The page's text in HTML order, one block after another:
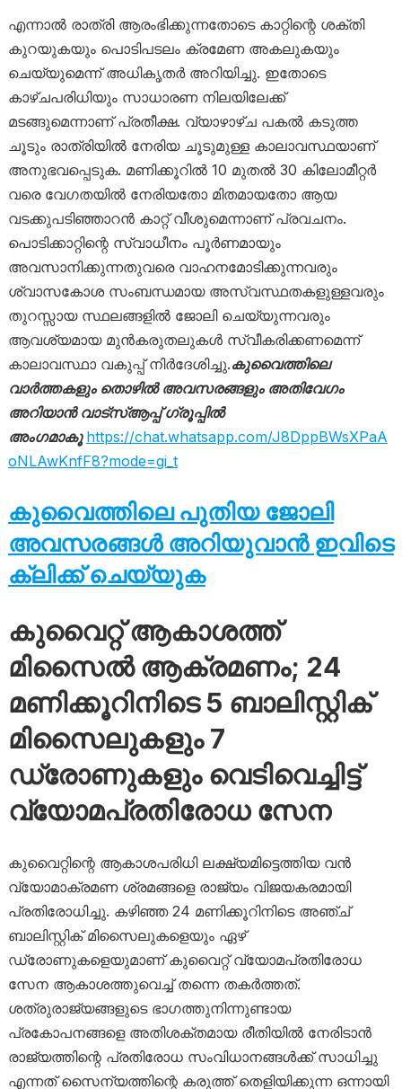
എന്നാൽ രാത്രി ആരംഭിക്കുന്നതോടെ കാറ്റിന്റെ ശക്തി
കുറയുകയും പൊടിപടലം ക്രമേണ അകലുകയും
ചെയ്യുമെന്ന് അധികൃതർ അറിയിച്ചു. ഇതോടെ
കാഴ്ചപരിധിയും സാധാരണ നിലയിലേക്ക്
മടങ്ങുമെന്നാണ് പ്രതീക്ഷ. വ്യാഴാഴ്ച പകൽ കടുത്ത
ചൂടും രാത്രിയിൽ നേരിയ ചൂടുമുള്ള കാലാവസ്ഥയാണ്
അനുഭവപ്പെടുക. മണിക്കൂറിൽ 10 മുതൽ 30 കിലോമീറ്റർ
വരെ വേഗതയിൽ നേരിയതോ മിതമായതോ ആയ
വടക്കുപടിഞ്ഞാറൻ കാറ്റ് വീശുമെന്നാണ് പ്രവചനം.
പൊടിക്കാറ്റിന്റെ സ്വാധീനം പൂർണമായും
അവസാനിക്കുന്നതുവരെ വാഹനമോടിക്കുന്നവരും
ശ്വാസകോശ സംബന്ധമായ അസ്വസ്ഥതകളുള്ളവരും
തുറസ്സായ സ്ഥലങ്ങളിൽ ജോലി ചെയ്യുന്നവരും
ആവശ്യമായ മുൻകരുതലുകൾ സ്വീകരിക്കണമെന്ന്
കാലാവസ്ഥാ വകുപ്പ് നിർദേശിച്ചു.കുവൈത്തിലെ
വാർത്തകളും തൊഴിൽ അവസരങ്ങളും അതിവേഗം
അറിയാൻ വാട്സ്ആപ്പ് ഗ്രൂപ്പിൽ
അംഗമാകൂ https://chat.whatsapp.com/J8DppBWsXPaA
oNLAwKnfF8?mode=gi_t
കുവൈത്തിലെ പുതിയ ജോലി
അവസരങ്ങൾ അറിയുവാൻ ഇവിടെ
ക്ലിക്ക് ചെയ്യുക
കുവൈറ്റ് ആകാശത്ത്
മിസൈൽ ആക്രമണം; 24
മണിക്കൂറിനിടെ 5 ബാലിസ്റ്റിക്
മിസൈലുകളും 7
ഡ്രോണുകളും വെടിവെച്ചിട്ട്
വ്യോമപ്രതിരോധ സേന
കുവൈറ്റിന്റെ ആകാശപരിധി ലക്ഷ്യമിട്ടെത്തിയ വൻ
വ്യോമാക്രമണ ശ്രമങ്ങളെ രാജ്യം വിജയകരമായി
പ്രതിരോധിച്ചു. കഴിഞ്ഞ 24 മണിക്കൂറിനിടെ അഞ്ച്
ബാലിസ്റ്റിക് മിസൈലുകളെയും ഏഴ്
ഡ്രോണുകളെയുമാണ് കുവൈറ്റ് വ്യോമപ്രതിരോധ
സേന ആകാശത്തുവെച്ച് തന്നെ തകർത്തത്.
ശത്രുരാജ്യങ്ങളുടെ ഭാഗത്തുനിന്നുണ്ടായ
പ്രകോപനങ്ങളെ അതിശക്തമായ രീതിയിൽ നേരിടാൻ
രാജ്യത്തിന്റെ പ്രതിരോധ സംവിധാനങ്ങൾക്ക് സാധിച്ചു
എന്നത് സൈന്യത്തിന്റെ കരുത്ത് തെളിയിക്കുന്ന ഒന്നായി